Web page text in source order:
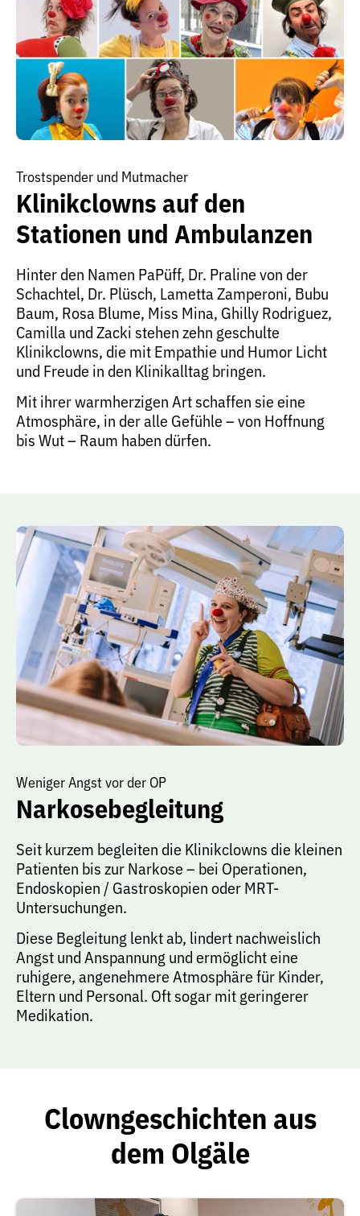
Trostspender und Mutmacher
Klinikclowns auf den
Stationen und Ambulanzen
Hinter den Namen PaPüff, Dr. Praline von der
Schachtel, Dr. Plüsch, Lametta Zamperoni, Bubu
Baum, Rosa Blume, Miss Mina, Ghilly Rodriguez,
Camilla und Zacki stehen zehn geschulte
Klinikclowns, die mit Empathie und Humor Licht
und Freude in den Klinikalltag bringen.
Mit ihrer warmherzigen Art schaffen sie eine
Atmosphäre, in der alle Gefühle – von Hoffnung
bis Wut – Raum haben dürfen.
Weniger Angst vor der OP
Narkosebegleitung
Seit kurzem begleiten die Klinikclowns die kleinen
Patienten bis zur Narkose – bei Operationen,
Endoskopien / Gastroskopien oder MRT-
Untersuchungen.
Diese Begleitung lenkt ab, lindert nachweislich
Angst und Anspannung und ermöglicht eine
ruhigere, angenehmere Atmosphäre für Kinder,
Eltern und Personal. Oft sogar mit geringerer
Medikation.
Clowngeschichten aus
dem Olgäle